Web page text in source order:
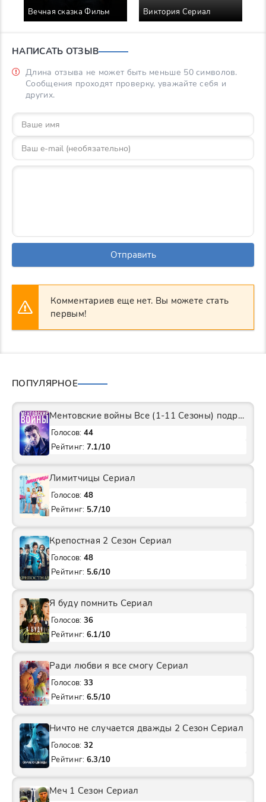
Вечная сказка Фильм Виктория Сериал
НАПИСАТЬ ОТЗЫВ
Длина отзыва не может быть меньше 50 символов.
Сообщения проходят проверку, уважайте себя и
других.
Отправить
Комментариев еще нет. Вы можете стать
первым!
ПОПУЛЯРНОЕ
Ментовские войны Все (1-11 Сезоны) подряд Сериал
Голосов: 44
Рейтинг: 7.1/10
Лимитчицы Сериал
Голосов: 48
Рейтинг: 5.7/10
Крепостная 2 Сезон Сериал
Голосов: 48
Рейтинг: 5.6/10
Я буду помнить Сериал
Голосов: 36
Рейтинг: 6.1/10
Ради любви я все смогу Сериал
Голосов: 33
Рейтинг: 6.5/10
Ничто не случается дважды 2 Сезон Сериал
Голосов: 32
Рейтинг: 6.3/10
Меч 1 Сезон Сериал